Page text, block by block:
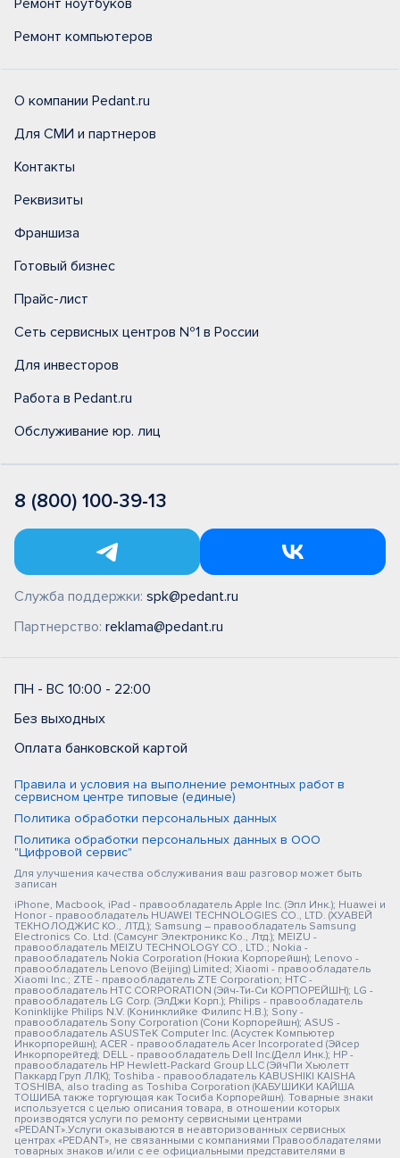
Ремонт ноутбуков
Ремонт компьютеров
О компании Pedant.ru
Для СМИ и партнеров
Контакты
Реквизиты
Франшиза
Готовый бизнес
Прайс-лист
Сеть сервисных центров №1 в России
Для инвесторов
Работа в Pedant.ru
Обслуживание юр. лиц
8 (800) 100-39-13
Служба поддержки: spk@pedant.ru
Партнерство: reklama@pedant.ru
ПН - ВС 10:00 - 22:00
Без выходных
Оплата банковской картой
Правила и условия на выполнение ремонтных работ в
сервисном центре типовые (единые)
Политика обработки персональных данных
Политика обработки персональных данных в ООО
"Цифровой сервис"
Для улучшения качества обслуживания ваш разговор может быть
записан
iPhone, Macbook, iPad - правообладатель Apple Inc. (Эпл Инк.); Huawei и
Honor - правообладатель HUAWEI TECHNOLOGIES CO., LTD. (ХУАВЕЙ
ТЕКНОЛОДЖИС КО., ЛТД.); Samsung – правообладатель Samsung
Electronics Co. Ltd. (Самсунг Электроникс Ко., Лтд.); MEIZU -
правообладатель MEIZU TECHNOLOGY CO., LTD.; Nokia -
правообладатель Nokia Corporation (Нокиа Корпорейшн); Lenovo -
правообладатель Lenovo (Beijing) Limited; Xiaomi - правообладатель
Xiaomi Inc.; ZTE - правообладатель ZTE Corporation; HTC -
правообладатель HTC CORPORATION (Эйч-Ти-Си КОРПОРЕЙШН); LG -
правообладатель LG Corp. (ЭлДжи Корп.); Philips - правообладатель
Koninklijke Philips N.V. (Конинклийке Филипс Н.В.); Sony -
правообладатель Sony Corporation (Сони Корпорейшн); ASUS -
правообладатель ASUSTeK Computer Inc. (Асустек Компьютер
Инкорпорейшн); ACER - правообладатель Acer Incorporated (Эйсер
Инкорпорейтед); DELL - правообладатель Dell Inc.(Делл Инк.); HP -
правообладатель HP Hewlett-Packard Group LLC (ЭйчПи Хьюлетт
Паккард Груп ЛЛК); Toshiba - правообладатель KABUSHIKI KAISHA
TOSHIBA, also trading as Toshiba Corporation (КАБУШИКИ КАЙША
ТОШИБА также торгующая как Тосиба Корпорейшн). Товарные знаки
используется с целью описания товара, в отношении которых
производятся услуги по ремонту сервисными центрами
«PEDANT».Услуги оказываются в неавторизованных сервисных
центрах «PEDANT», не связанными с компаниями Правообладателями
товарных знаков и/или с ее официальными представителями в